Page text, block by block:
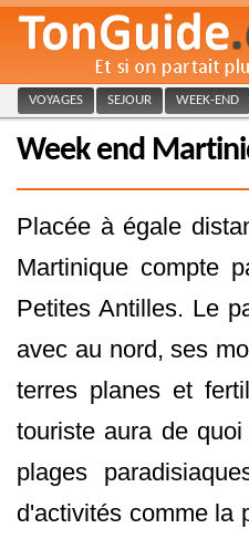
VOYAGES SEJOUR WEEK-END
Week end
Placée à égale
Martinique compte
Petites Antilles. Le
avec au nord, ses
terres planes et
touriste aura de
plages
d'activités comme la